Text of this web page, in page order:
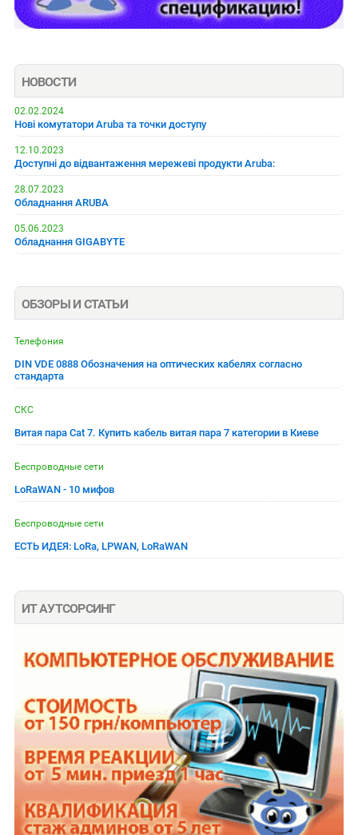
НОВОСТИ
02.02.2024
Нові комутатори Aruba та точки доступу
12.10.2023
Доступні до відвантаження мережеві продукти Aruba:
28.07.2023
Обладнання ARUBA
05.06.2023
Обладнання GIGABYTE
ОБЗОРЫ И СТАТЬИ
Телефония
DIN VDE 0888 Обозначения на оптических кабелях согласно
стандарта
СКС
Витая пара Cat 7. Купить кабель витая пара 7 категории в Киеве
Беспроводные сети
LoRaWAN - 10 мифов
Беспроводные сети
ЕСТЬ ИДЕЯ: LoRa, LPWAN, LoRaWAN
ИТ АУТСОРСИНГ